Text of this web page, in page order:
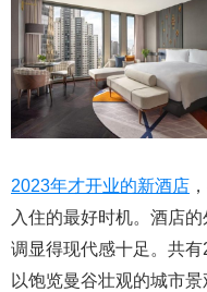
2023年才开业的新酒店
入住的最好时机。酒店
调显得现代感十足。共
以饱览曼谷壮观的城市